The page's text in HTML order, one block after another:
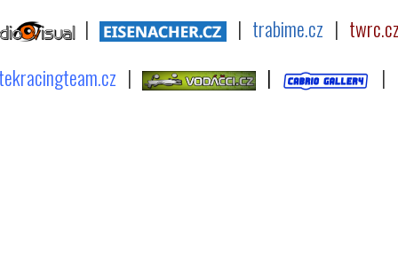
| | trabime.cz |
| | |